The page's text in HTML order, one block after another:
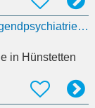
Assistenzarzt Kinder- und Jugendpsychiatrie Stationsäquivalente Behandlung (StäB) (m/w/d)
in Hünstetten